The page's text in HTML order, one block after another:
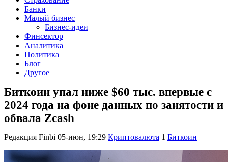
Банки
Малый бизнес
Бизнес-идеи
Финсектор
Аналитика
Политика
Блог
Другое
Биткоин упал ниже $60 тыс. впервые с
2024 года на фоне данных по занятости и
обвала Zcash
Редакция Finbi 05-июн, 19:29 Криптовалюта 1 Биткоин